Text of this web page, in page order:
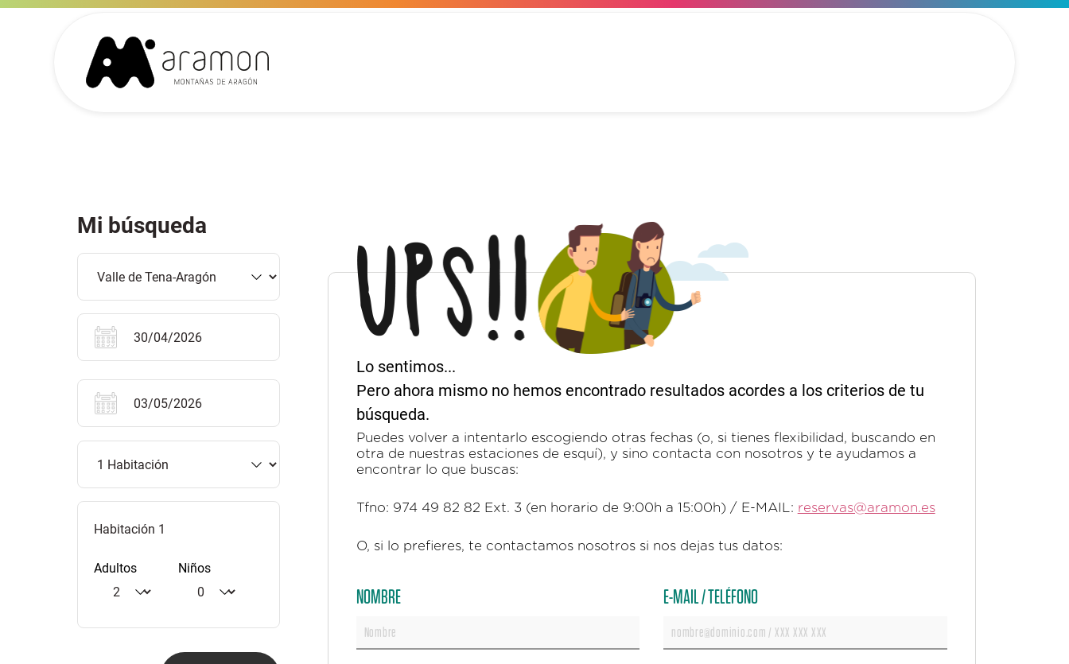
Mi búsqueda
Habitación 1
Adultos Niños
Lo sentimos...
Pero ahora mismo no hemos encontrado resultados acordes a los criterios de tu
búsqueda.
Puedes volver a intentarlo escogiendo otras fechas (o, si tienes flexibilidad, buscando en
otra de nuestras estaciones de esquí), y sino contacta con nosotros y te ayudamos a
encontrar lo que buscas:
Tfno: 974 49 82 82 Ext. 3 (en horario de 9:00h a 15:00h) / E-MAIL: reservas@aramon.es
O, si lo prefieres, te contactamos nosotros si nos dejas tus datos:
NOMBRE E-MAIL / TELÉFONO